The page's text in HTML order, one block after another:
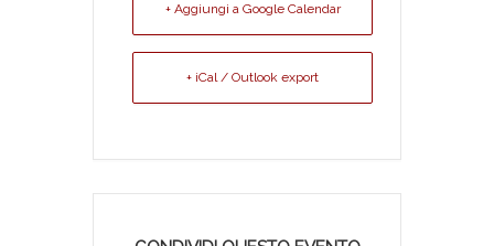
+ Aggiungi a Google Calendar
+ iCal / Outlook export